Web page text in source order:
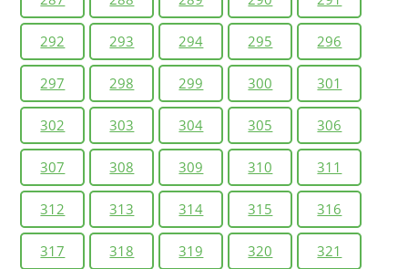
292 293 294 295 296
297 298 299 300 301
302 303 304 305 306
307 308 309 310 311
312 313 314 315 316
317 318 319 320 321